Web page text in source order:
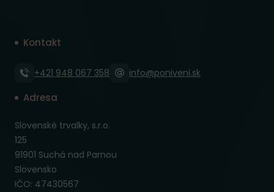
Kontakt
+421 948 067 358 info@poniveni.sk
Adresa
Slovenské trvalky, s.r.o.
125
91901 Suchá nad Parnou
Slovensko
IČO: 47430567